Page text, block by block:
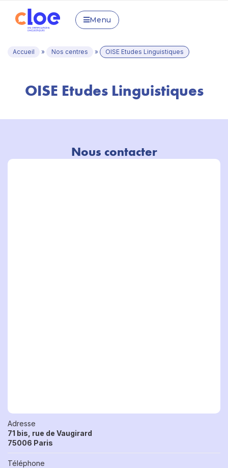
Menu
Accueil » Nos centres » OISE Etudes Linguistiques
OISE Etudes Linguistiques
Nous contacter
Adresse
71 bis, rue de Vaugirard
75006 Paris
Téléphone